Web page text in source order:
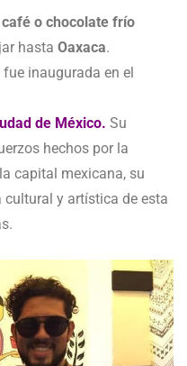
o chocolate frío
hasta Oaxaca.
inaugurada en el
de México. Su
hechos por la
capital mexicana, su
cultural y artística de esta